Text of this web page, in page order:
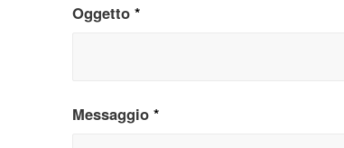
Oggetto*
Messaggio*